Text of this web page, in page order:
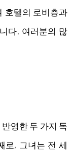
호텔의 로비층과
다. 여러분의 많
영한 두 가지 독
로, 그녀는 전 세